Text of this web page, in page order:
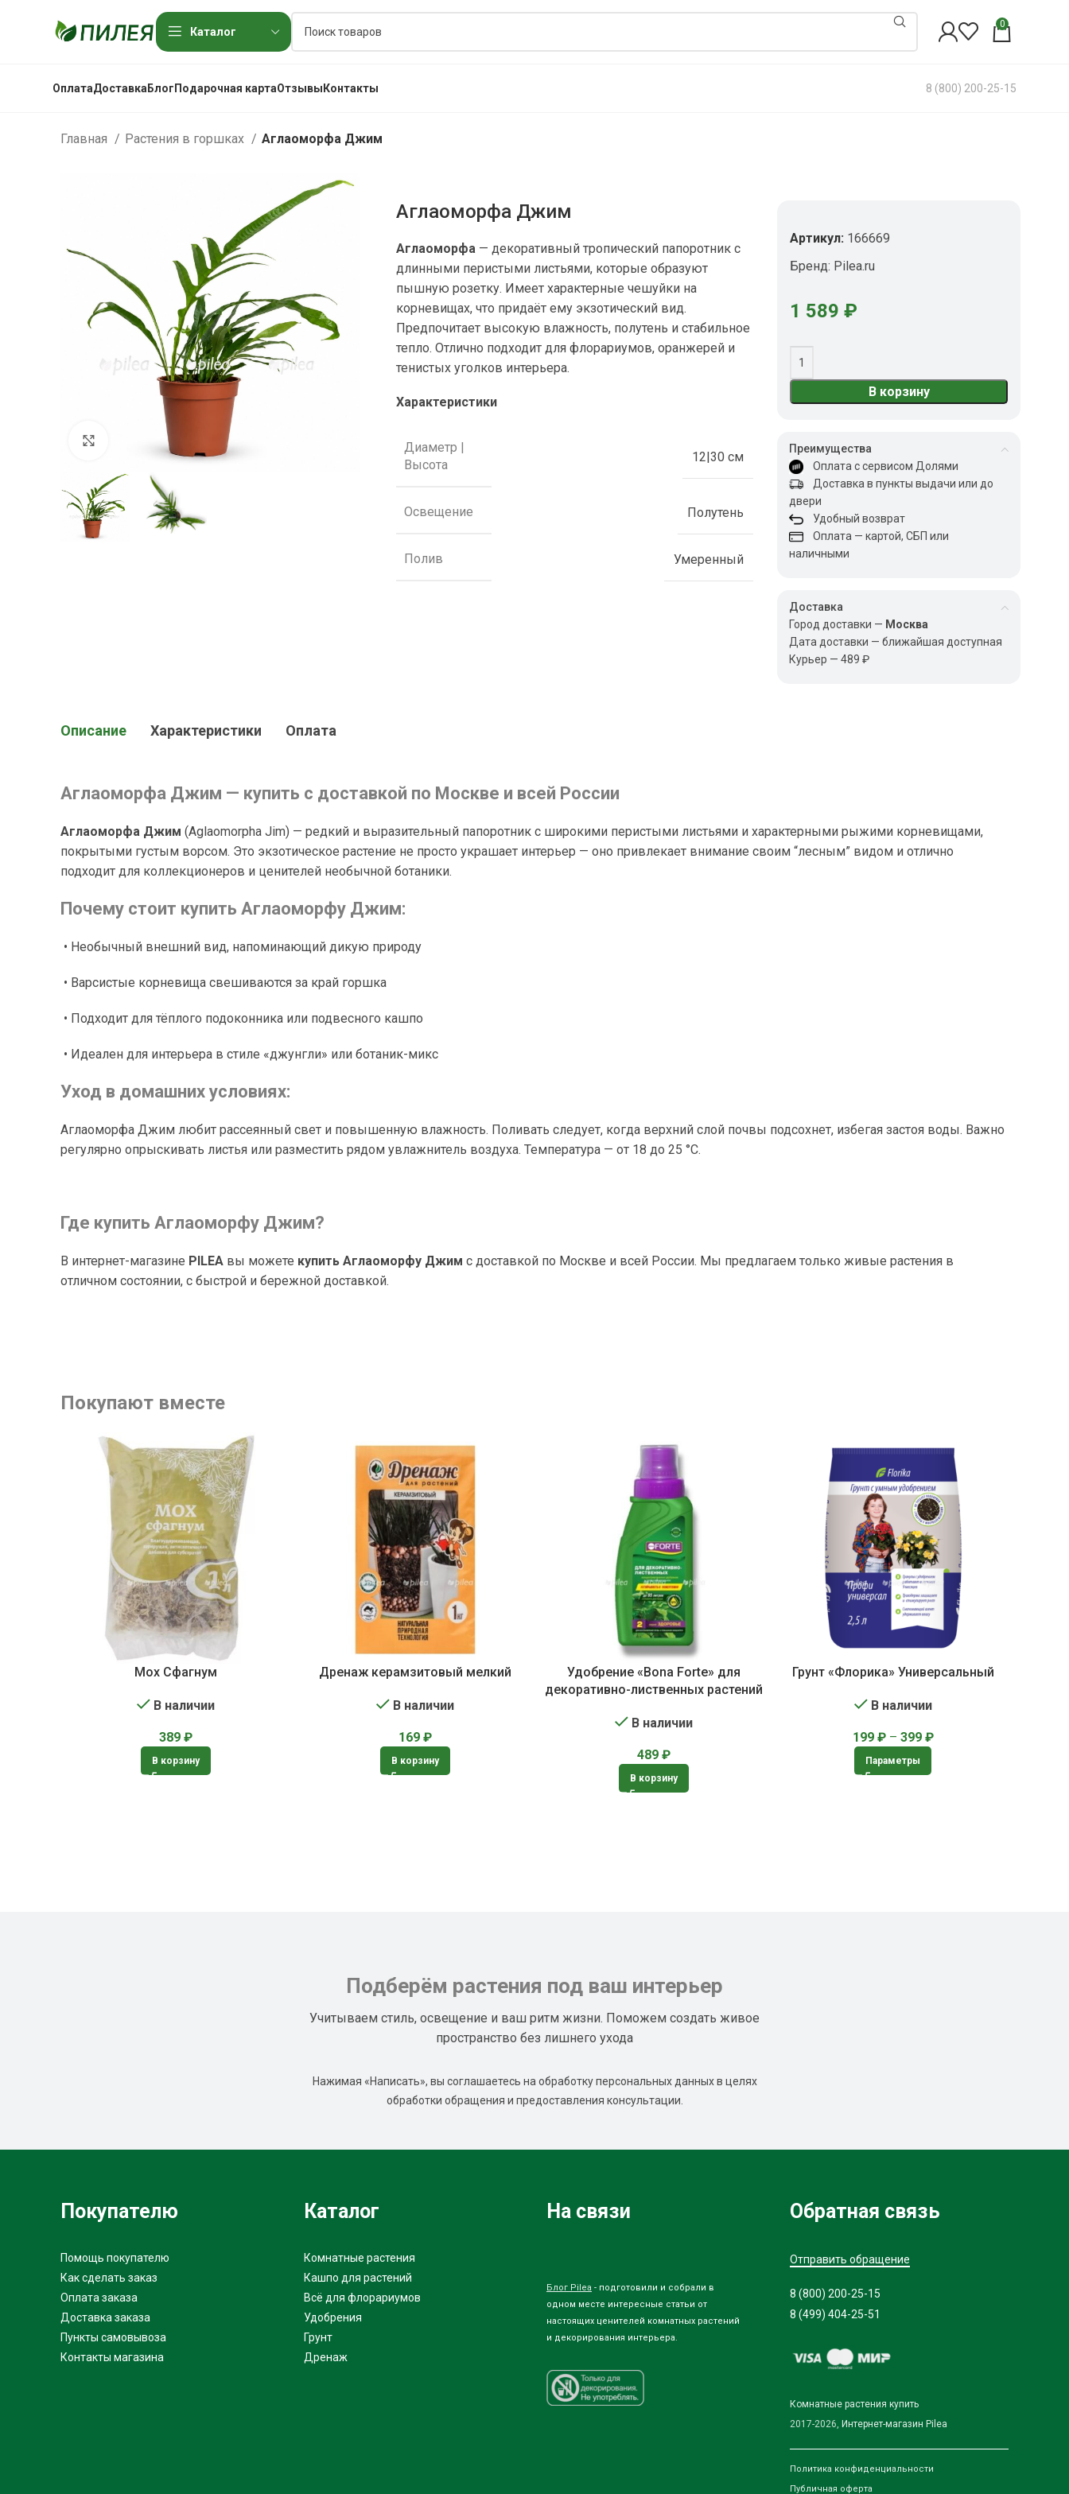
Каталог
0
ОплатаДоставка Блог Подарочная картаОтзывы Контакты 8 (800) 200-25-15
Главная Растения в горшках Аглаоморфа Джим
Нажмите, чтобы увеличить
Аглаоморфа Джим
Аглаоморфа — декоративный тропический папоротник с
длинными перистыми листьями, которые образуют
пышную розетку. Имеет характерные чешуйки на
корневищах, что придаёт ему экзотический вид.
Предпочитает высокую влажность, полутень и стабильное
тепло. Отлично подходит для флорариумов, оранжерей и
тенистых уголков интерьера.
Характеристики
Диаметр |
Высота
12|30 см
Освещение Полутень
Полив Умеренный
Артикул: 166669
Бренд: Pilea.ru
1 589₽
В корзину
Преимущества
Оплата с сервисом Долями
Доставка в пункты выдачи или до
двери
Удобный возврат
Оплата — картой, СБП или
наличными
Доставка
Город доставки — Москва
Дата доставки — ближайшая доступная
Курьер — 489 ₽
Описание Характеристики Оплата
Аглаоморфа Джим — купить с доставкой по Москве и всей России
Аглаоморфа Джим (Aglaomorpha Jim) — редкий и выразительный папоротник с широкими перистыми листьями и характерными рыжими корневищами,
покрытыми густым ворсом. Это экзотическое растение не просто украшает интерьер — оно привлекает внимание своим “лесным” видом и отлично
подходит для коллекционеров и ценителей необычной ботаники.
Почему стоит купить Аглаоморфу Джим:
• Необычный внешний вид, напоминающий дикую природу
• Варсистые корневища свешиваются за край горшка
• Подходит для тёплого подоконника или подвесного кашпо
• Идеален для интерьера в стиле «джунгли» или ботаник-микс
Уход в домашних условиях:
Аглаоморфа Джим любит рассеянный свет и повышенную влажность. Поливать следует, когда верхний слой почвы подсохнет, избегая застоя воды. Важно
регулярно опрыскивать листья или разместить рядом увлажнитель воздуха. Температура — от 18 до 25 °C.
Где купить Аглаоморфу Джим?
В интернет-магазине PILEA вы можете купить Аглаоморфу Джим с доставкой по Москве и всей России. Мы предлагаем только живые растения в
отличном состоянии, с быстрой и бережной доставкой.
Покупают вместе
Мох Сфагнум
В наличии
389₽
В корзину
Дренаж керамзитовый мелкий
В наличии
169 ₽
В корзину
Удобрение «Bona Forte» для
декоративно-лиственных растений
В наличии
489₽
В корзину
Грунт «Флорика» Универсальный
В наличии
199 ₽ – 399 ₽
Параметры
Подберём растения под ваш интерьер
Учитываем стиль, освещение и ваш ритм жизни. Поможем создать живое
пространство без лишнего ухода
Нажимая «Написать», вы соглашаетесь на обработку персональных данных в целях
обработки обращения и предоставления консультации.
Покупателю
Помощь покупателю
Как сделать заказ
Оплата заказа
Доставка заказа
Пункты самовывоза
Контакты магазина
Каталог
Комнатные растения
Кашпо для растений
Всё для флорариумов
Удобрения
Грунт
Дренаж
На связи
Блог Pilea - подготовили и собрали в
одном месте интересные статьи от
настоящих ценителей комнатных растений
и декорирования интерьера.
Обратная связь
Отправить обращение
8 (800) 200-25-15
8 (499) 404-25-51
Комнатные растения купить
2017-2026, Интернет-магазин Pilea
Политика конфиденциальности
Публичная оферта